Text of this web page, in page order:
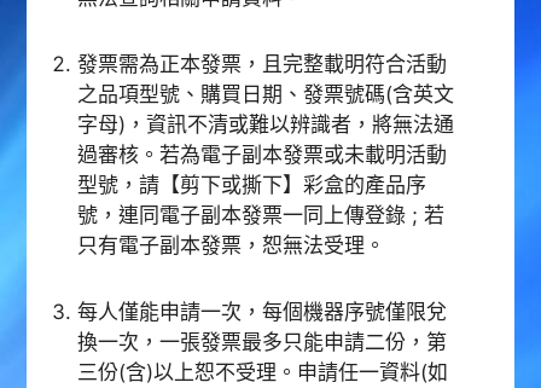
發票需為正本發票，且完整載明符合活動
之品項型號、購買日期、發票號碼(含英文
字母)，資訊不清或難以辨識者，將無法通
過審核。若為電子副本發票或未載明活動
型號，請【剪下或撕下】彩盒的產品序
號，連同電子副本發票一同上傳登錄 ; 若
只有電子副本發票，恕無法受理。
每人僅能申請一次，每個機器序號僅限兌
換一次，一張發票最多只能申請二份，第
三份(含)以上恕不受理。申請任一資料(如